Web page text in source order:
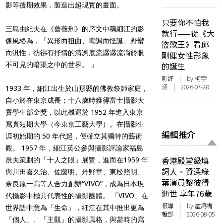
影等後期效果，製造出超現實的畫面。
三島由紀夫在《薔薇刑》的序文中稱細江的影
像風格為，「異形而扭曲、嘲諷而怪誕、野蠻
而汎性，彷彿有抒情的清冽底流潺潺流淌於眼
不可見的暗渠之中的世界。 」
1933 年，細江出生於山形縣的佛教祭師家庭，
自小於在東京成長；十八歲時獲得富士攝影大
賽學生部金獎，以此機遇於 1952 年進入東京
寫真短期大學（今東京工藝大學）。在攝影生
涯初始期的 50 年代起，便確立其獨特的藝術
觀。 1957 年，細江英公參與攝影評論家福島
辰夫策劃的「十人之眼」展覽，進而在1959 年
與川田喜久治、佐藤明、丹野章、東松照明、
奈良原一高等人合力創辦“VIVO”，成為日本現
代攝影中極具代表性的攝影團體。 「VIVO」在
世界語中意為「生命」，細江在其中推出更為
「個人」、「主觀」的攝影風格，與當時的寫
只要你不怕我
就行——從《大
盜歌王》看邱
剛健女性形象
的誕生
影評 | by 柯宇
涵 | 2026-07-28
編輯推介
香港殿堂級填
詞人、資深綠
葉演員黎彼得
逝世 享年76歲
報導 | by 虛詞編
輯部 | 2026-08-05